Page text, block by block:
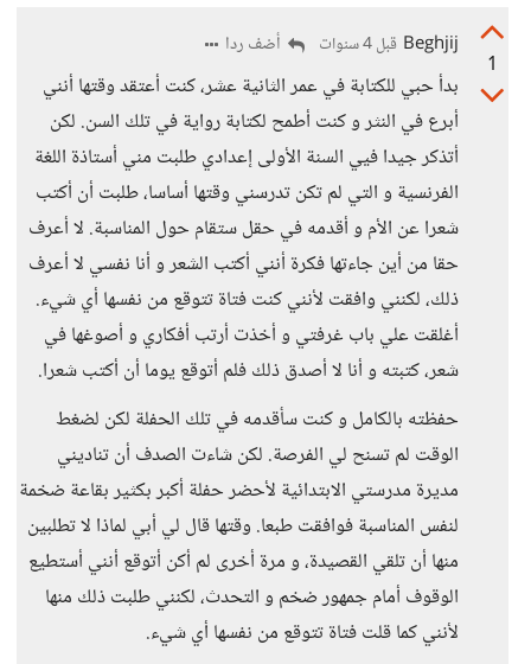
1
Beghjij قبل 4 سنوات أضف ردا
بدأ حبي للكتابة في عمر الثانية عشر، كنت أعتقد وقتها أنني
أبرع في النثر و كنت أطمح لكتابة رواية في تلك السن. لكن
أتذكر جيدا فيي السنة الأولى إعدادي طلبت مني أستاذة اللغة
الفرنسية و التي لم تكن تدرسني وقتها أساسا، طلبت أن أكتب
شعرا عن الأم و أقدمه في حقل ستقام حول المناسبة. لا أعرف
حقا من أين جاءتها فكرة أنني أكتب الشعر و أنا نفسي لا أعرف
ذلك، لكنني وافقت لأنني كنت فتاة تتوقع من نفسها أي شيء.
أغلقت علي باب غرفتي و أخذت أرتب أفكاري و أصوغها في
شعر، كتبته و أنا لا أصدق ذلك فلم أتوقع يوما أن أكتب شعرا.
حفظته بالكامل و كنت سأقدمه في تلك الحفلة لكن لضغط
الوقت لم تسنح لي الفرصة. لكن شاءت الصدف أن تناديني
مديرة مدرستي الابتدائية لأحضر حفلة أكبر بكثير بقاعة ضخمة
لنفس المناسبة فوافقت طبعا. وقتها قال لي أبي لماذا لا تطلبين
منها أن تلقي القصيدة، و مرة أخرى لم أكن أتوقع أنني أستطيع
الوقوف أمام جمهور ضخم و التحدث، لكنني طلبت ذلك منها
لأنني كما قلت فتاة تتوقع من نفسها أي شيء.